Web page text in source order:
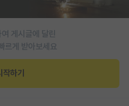
게시글에 달린
르게 받아보세요
하기